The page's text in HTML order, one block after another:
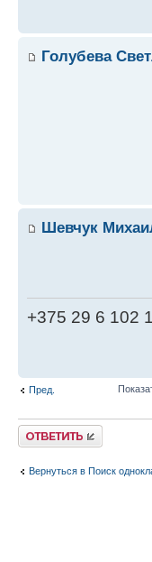
Голубева
Шевчук
+375 29 6 102
Пред.
Ответить
Вернуться в Поиск